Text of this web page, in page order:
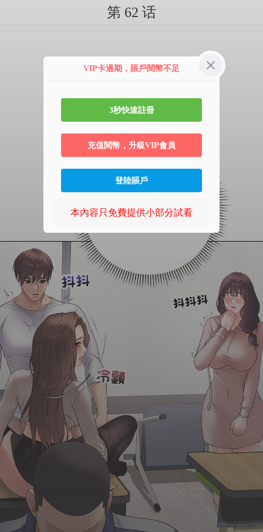
第 62 话
VIP卡過期，賬戶閱幣不足
3秒快速註冊
充值閱幣，升級VIP會員
登陸賬戶
本內容只免費提供小部分試看